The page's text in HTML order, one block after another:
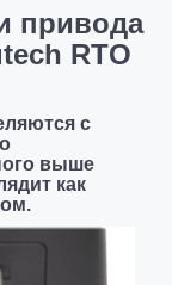
привода
RTO
с
выше
как